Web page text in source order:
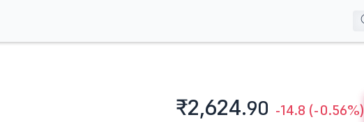
₹2,624.90 -14.8 (-0.56%)